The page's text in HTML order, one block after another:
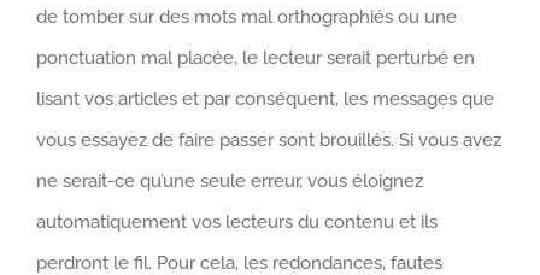
de tomber sur des mots mal orthographiés ou une
ponctuation mal placée, le lecteur serait perturbé en
lisant vos articles et par conséquent, les messages que
vous essayez de faire passer sont brouillés. Si vous avez
ne serait-ce qu’une seule erreur, vous éloignez
automatiquement vos lecteurs du contenu et ils
perdront le fil. Pour cela, les redondances, fautes